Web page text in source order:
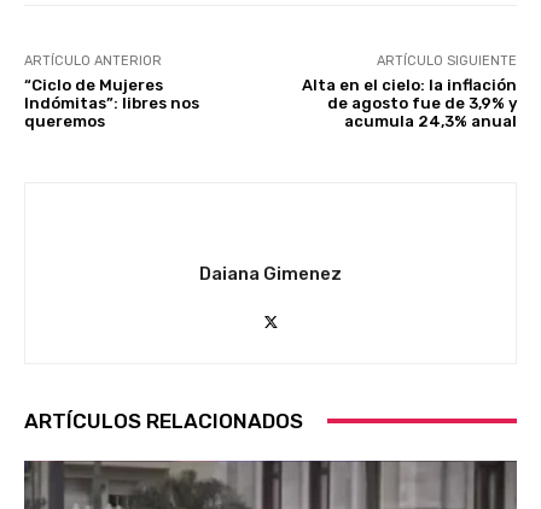
ARTÍCULO ANTERIOR
“Ciclo de Mujeres
Indómitas”: libres nos
queremos
ARTÍCULO SIGUIENTE
Alta en el cielo: la inflación
de agosto fue de 3,9% y
acumula 24,3% anual
Daiana Gimenez
ARTÍCULOS RELACIONADOS